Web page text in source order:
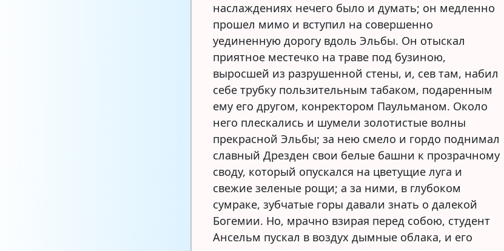
наслаждениях нечего было и думать; он медленно
прошел мимо и вступил на совершенно
уединенную дорогу вдоль Эльбы. Он отыскал
приятное местечко на траве под бузиною,
выросшей из разрушенной стены, и, сев там, набил
себе трубку пользительным табаком, подаренным
ему его другом, конректором Паульманом. Около
него плескались и шумели золотистые волны
прекрасной Эльбы; за нею смело и гордо поднимал
славный Дрезден свои белые башни к прозрачному
своду, который опускался на цветущие луга и
свежие зеленые рощи; а за ними, в глубоком
сумраке, зубчатые горы давали знать о далекой
Богемии. Но, мрачно взирая перед собою, студент
Ансельм пускал в воздух дымные облака, и его